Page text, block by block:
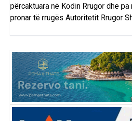
përcaktuara në Kodin Rrugor dhe
pronar të rrugës Autoritetit Rrugor